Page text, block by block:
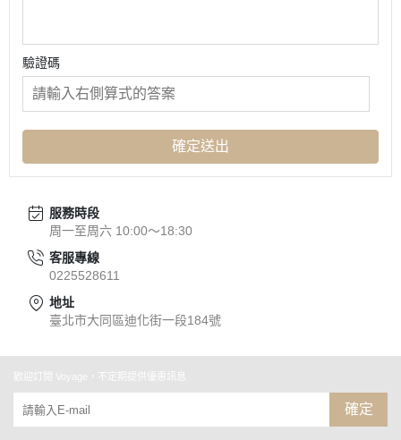
驗證碼
確定送出
服務時段
周一至周六 10:00～18:30
客服專線
0225528611
地址
臺北市大同區迪化街一段184號
歡迎訂閱 Voyage，不定期提供優惠訊息
確定